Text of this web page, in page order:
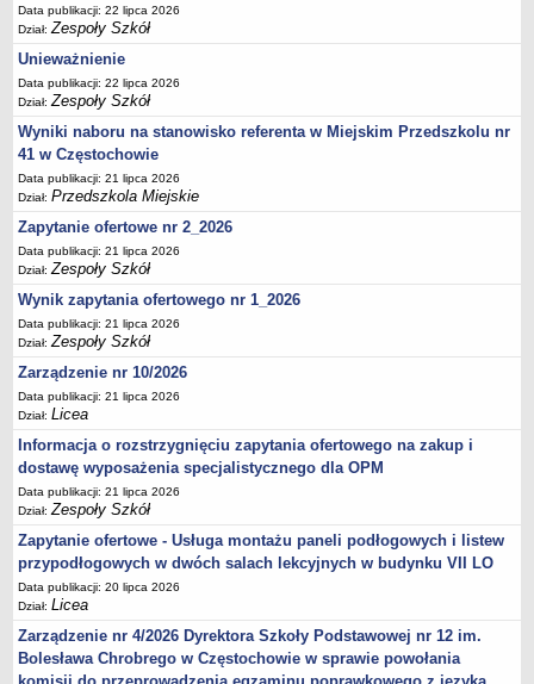
Data publikacji: 22 lipca 2026
Dział:Zespoły Szkół
Unieważnienie
Data publikacji: 22 lipca 2026
Dział:Zespoły Szkół
Wyniki naboru na stanowisko referenta w Miejskim Przedszkolu nr
41 w Częstochowie
Data publikacji: 21 lipca 2026
Dział:Przedszkola Miejskie
Zapytanie ofertowe nr 2_2026
Data publikacji: 21 lipca 2026
Dział:Zespoły Szkół
Wynik zapytania ofertowego nr 1_2026
Data publikacji: 21 lipca 2026
Dział:Zespoły Szkół
Zarządzenie nr 10/2026
Data publikacji: 21 lipca 2026
Dział:Licea
Informacja o rozstrzygnięciu zapytania ofertowego na zakup i
dostawę wyposażenia specjalistycznego dla OPM
Data publikacji: 21 lipca 2026
Dział:Zespoły Szkół
Zapytanie ofertowe - Usługa montażu paneli podłogowych i listew
przypodłogowych w dwóch salach lekcyjnych w budynku VII LO
Data publikacji: 20 lipca 2026
Dział:Licea
Zarządzenie nr 4/2026 Dyrektora Szkoły Podstawowej nr 12 im.
Bolesława Chrobrego w Częstochowie w sprawie powołania